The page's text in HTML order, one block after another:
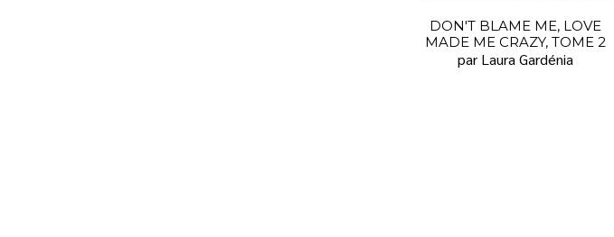
DON'T BLAME ME, LOVE
MADE ME CRAZY, TOME 2
par Laura Gardénia